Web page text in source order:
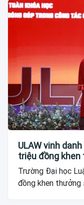
ULAW vinh
triệu đồng khen
Trường Đại học
đồng khen thưởng